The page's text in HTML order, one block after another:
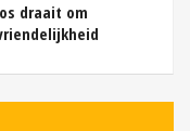
draait om